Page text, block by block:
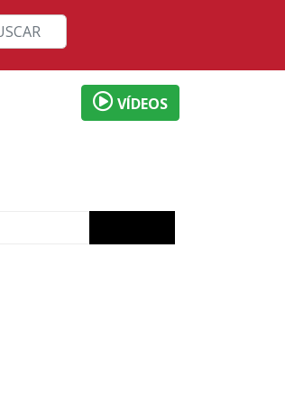
VÍDEOS